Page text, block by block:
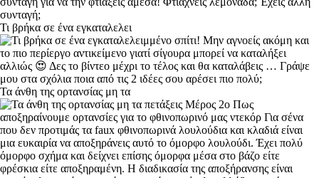
Τι βρήκα σε ένα εγκαταλελει
Τα άνθη της ορτανσίας μη τα